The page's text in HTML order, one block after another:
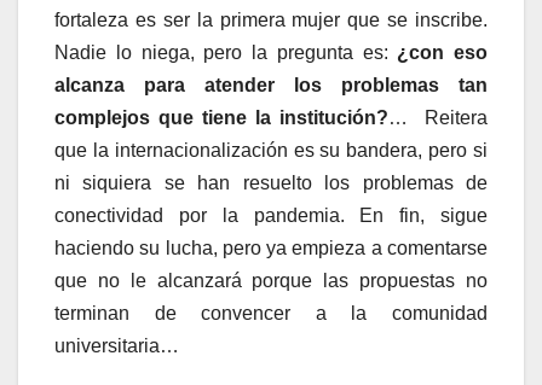
fortaleza es ser la primera mujer que se inscribe.
Nadie lo niega, pero la pregunta es: ¿con eso
alcanza para atender los problemas tan
complejos que tiene la institución?… Reitera
que la internacionalización es su bandera, pero si
ni siquiera se han resuelto los problemas de
conectividad por la pandemia. En fin, sigue
haciendo su lucha, pero ya empieza a comentarse
que no le alcanzará porque las propuestas no
terminan de convencer a la comunidad
universitaria…